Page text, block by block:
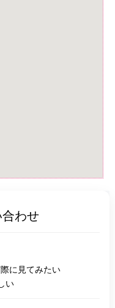
わせ
に見てみたい
い